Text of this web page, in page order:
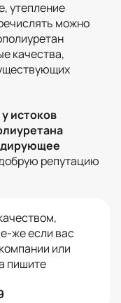
утепление
можно
качества,
истоков
репутацию
же если вас
или
пишите